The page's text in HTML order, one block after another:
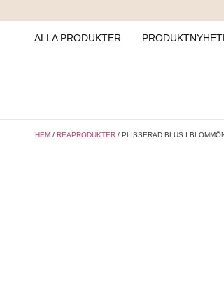
ALLA PRODUKTER
HEM / REAPRODUKTER / PLISSERAD BLUS I